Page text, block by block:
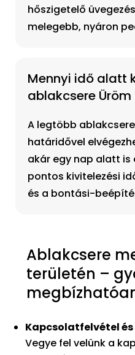
hőszigetelő
melegebb, nyáron
Mennyi idő alatt
ablakcsere Üröm
A legtöbb
határidővel
akár egy nap alatt is
pontos kivitelezési
és a bontási-
Ablakcsere
területén –
Kapcsolatfelvétel
Vegye fel velünk a